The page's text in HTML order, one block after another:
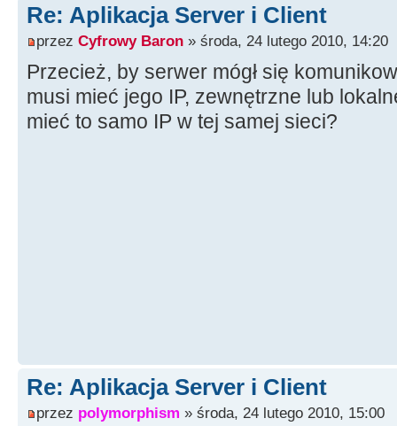
Re: Aplikacja Server i Client
przez Cyfrowy Baron » środa, 24 lutego 2010, 14:20
Przecież, by serwer mógł się
musi mieć jego IP, zewnętrzne lub
mieć to samo IP w tej samej sieci?
Re: Aplikacja Server i Client
przez polymorphism » środa, 24 lutego 2010, 15:00